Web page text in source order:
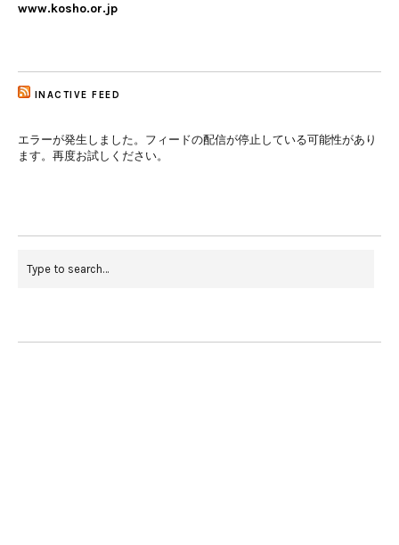
www.kosho.or.jp
INACTIVE FEED
エラーが発生しました。フィードの配信が停止している可能性があり
ます。再度お試しください。